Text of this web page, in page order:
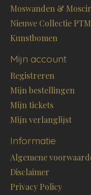
Moswanden &
Nieuwe Collectie
Kunstbomen
Mijn account
Registreren
Mijn bestellingen
Mijn tickets
Mijn verlanglijst
Informatie
Algemene
Disclaimer
Privacy Policy